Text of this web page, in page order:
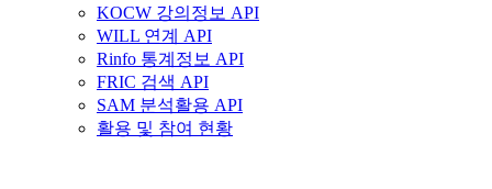
KOCW 강의정보 API
WILL 연계 API
Rinfo 통계정보 API
FRIC 검색 API
SAM 분석활용 API
활용 및 참여 현황